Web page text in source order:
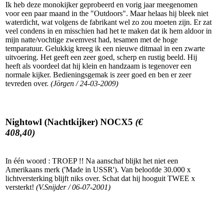
Ik heb deze monokijker geprobeerd en vorig jaar meegenomen
voor een paar maand in the "Outdoors". Maar helaas hij bleek niet
waterdicht, wat volgens de fabrikant wel zo zou moeten zijn. Er zat
veel condens in en misschien had het te maken dat ik hem aldoor in
mijn natte/vochtige zwemvest had, tesamen met de hoge
temparatuur. Gelukkig kreeg ik een nieuwe ditmaal in een zwarte
uitvoering. Het geeft een zeer goed, scherp en rustig beeld. Hij
heeft als voordeel dat hij klein en handzaam is tegenover een
normale kijker. Bedieningsgemak is zeer goed en ben er zeer
tevreden over. (Jörgen / 24-03-2009)
Nightowl (Nachtkijker) NOCX5 (€
408,40)
In één woord : TROEP !! Na aanschaf blijkt het niet een
Amerikaans merk ('Made in USSR'). Van beloofde 30.000 x
lichtversterking blijft niks over. Schat dat hij hooguit TWEE x
versterkt! (V.Snijder / 06-07-2001)